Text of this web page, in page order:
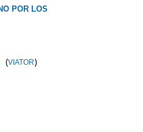
POR LOS
(VIATOR)